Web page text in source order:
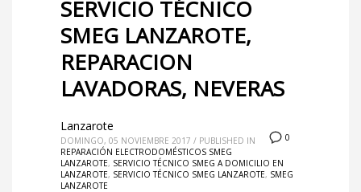
SERVICIO TÉCNICO
SMEG LANZAROTE,
REPARACION
LAVADORAS, NEVERAS
0
Lanzarote
DOMINGO, 05 NOVIEMBRE 2017 / PUBLISHED IN
REPARACIÓN ELECTRODOMÉSTICOS SMEG
LANZAROTE, SERVICIO TÉCNICO SMEG A DOMICILIO EN
LANZAROTE, SERVICIO TÉCNICO SMEG LANZAROTE, SMEG
LANZAROTE